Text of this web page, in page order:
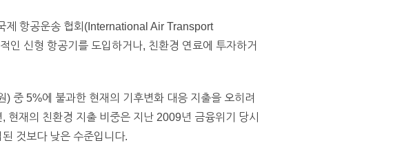
제 항공운송 협회(International Air Transport
인 신형 항공기를 도입하거나, 친환경 연료에 투자하거
중 5%에 불과한 현재의 기후변화 대응 지출을 오히려
재의 친환경 지출 비중은 지난 2009년 금융위기 당시
것보다 낮은 수준입니다.